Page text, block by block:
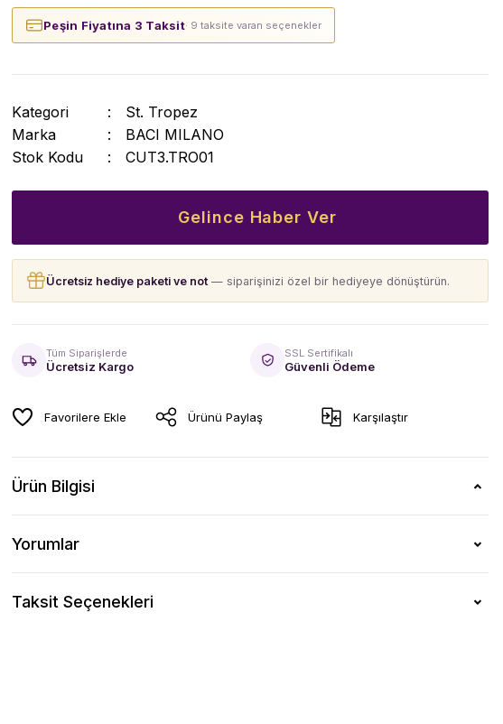
Peşin Fiyatına 3 Taksit· 9 taksite varan seçenekler
Kategori
St. Tropez
Marka
BACI MILANO
Stok Kodu
CUT3.TRO01
Gelince Haber Ver
Ücretsiz hediye paketi ve not — siparişinizi özel bir hediyeye dönüştürün.
Tüm Siparişlerde
Ücretsiz Kargo
SSL Sertifikalı
Güvenli Ödeme
Ürünü Paylaş Karşılaştır
Ürün Bilgisi
Yorumlar
Taksit Seçenekleri